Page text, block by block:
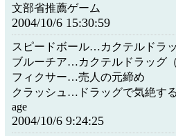
文部省推薦ゲーム
2004/10/6 15:30:59
スピードボール…カクテルドラ
ブルーチア…カクテルドラッグ
フィクサー…売人の元締め
クラッシュ…ドラッグで気絶す
age
2004/10/6 9:24:25